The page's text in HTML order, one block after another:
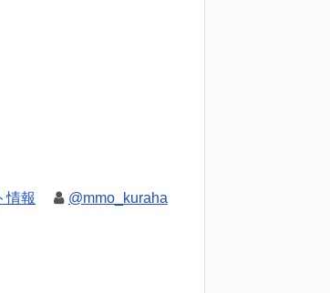
情報 @mmo_kuraha